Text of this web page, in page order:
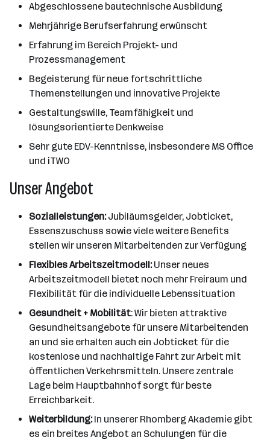
Abgeschlossene bautechnische Ausbildung
Mehrjährige Berufserfahrung erwünscht
Erfahrung im Bereich Projekt- und
Prozessmanagement
Begeisterung für neue fortschrittliche
Themenstellungen und innovative Projekte
Gestaltungswille, Teamfähigkeit und
lösungsorientierte Denkweise
Sehr gute EDV-Kenntnisse, insbesondere MS Office
und iTWO
Unser Angebot
Sozialleistungen:Jubiläumsgelder, Jobticket,
Essenszuschuss sowie viele weitere Benefits
stellen wir unseren Mitarbeitenden zur Verfügung
Flexibles Arbeitszeitmodell:Unser neues
Arbeitszeitmodell bietet noch mehr Freiraum und
Flexibilität für die individuelle Lebenssituation
Gesundheit + Mobilität: Wir bieten attraktive
Gesundheitsangebote für unsere Mitarbeitenden
an und sie erhalten auch ein Jobticket für die
kostenlose und nachhaltige Fahrt zur Arbeit mit
öffentlichen Verkehrsmitteln. Unsere zentrale
Lage beim Hauptbahnhof sorgt für beste
Erreichbarkeit.
Weiterbildung:In unserer Rhomberg Akademie gibt
es ein breites Angebot an Schulungen für die